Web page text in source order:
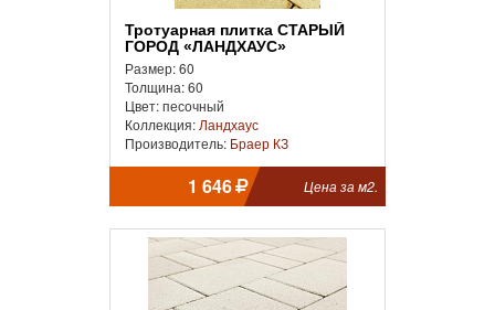
Тротуарная плитка СТАРЫЙ
ГОРОД «ЛАНДХАУС»
Размер: 60
Толщина: 60
Цвет: песочный
Коллекция: Ландхаус
Производитель: Браер КЗ
1 646 Цена за м2.